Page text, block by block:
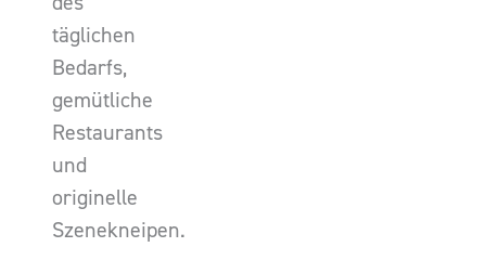
täglichen
Bedarfs,
gemütliche
Restaurants
und
originelle
Szenekneipen.